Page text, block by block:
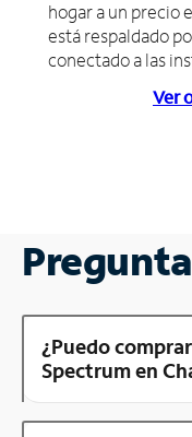
hogar a un precio
está respaldado
conectado a las
Ver
¿Puedo
Spectrum en